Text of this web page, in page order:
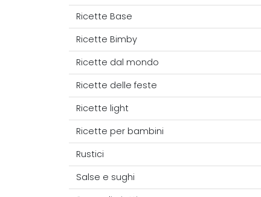
Ricette Base
Ricette Bimby
Ricette dal mondo
Ricette delle feste
Ricette light
Ricette per bambini
Rustici
Salse e sughi